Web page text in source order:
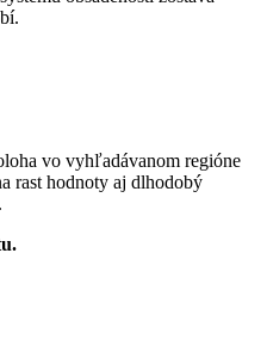
vo vyhľadávanom regióne
rast hodnoty aj dlhodobý